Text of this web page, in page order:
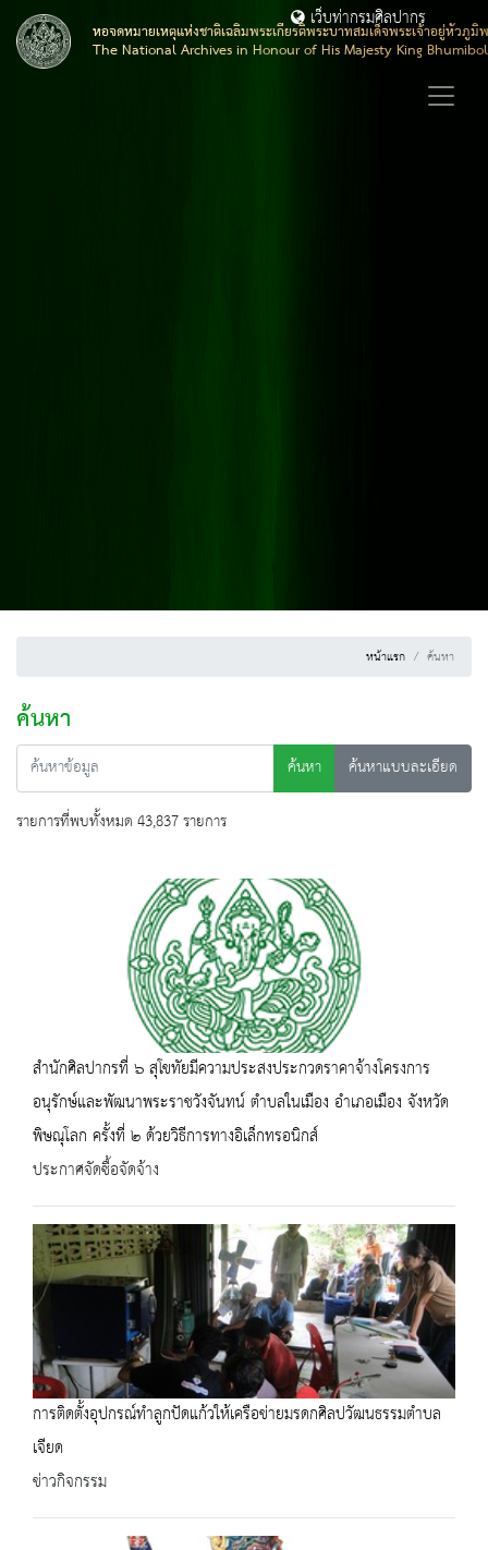
หอจดหมายเหตุแห่งชาติเฉลิมพระเกียรติพระบาทสมเด็จพระเจ้าอยู่หัวภูมิ
The National Archives in Honour of His Majesty King
เว็บท่ากรมศิลปากร
หน้าแรก ค้นหา
ค้นหา
ค้นหา
ค้นหาแบบละเอียด
รายการที่พบทั้งหมด 43,837 รายการ
สำนักศิลปากรที่ ๖ สุโขทัยมีความประสงประกวดราคาจ้างโครงการ
อนุรักษ์และพัฒนาพระราชวังจันทน์ ตำบลในเมือง อำเภอเมือง จังหวัด
พิษณุโลก ครั้งที่ ๒ ด้วยวิธีการทางอิเล็กทรอนิกส์
ประกาศจัดซื้อจัดจ้าง
การติดตั้งอุปกรณ์ทำลูกปัดแก้วให้เครือข่ายมรดกศิลปวัฒนธรรมตำบล
เจียด
ข่าวกิจกรรม